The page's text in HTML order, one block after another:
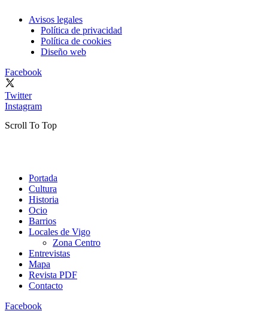
Avisos legales
Política de privacidad
Política de cookies
Diseño web
Facebook
Twitter
Instagram
Scroll To Top
Portada
Cultura
Historia
Ocio
Barrios
Locales de Vigo
Zona Centro
Entrevistas
Mapa
Revista PDF
Contacto
Facebook